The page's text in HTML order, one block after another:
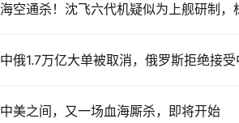
中美之间，又一场血海厮杀，即将开始